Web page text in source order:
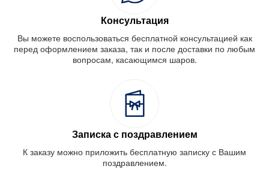
Консультация
Вы можете воспользоваться бесплатной консультацией как
перед оформлением заказа, так и после доставки по любым
вопросам, касающимся шаров.
Записка с поздравлением
К заказу можно приложить бесплатную записку с Вашим
поздравлением.